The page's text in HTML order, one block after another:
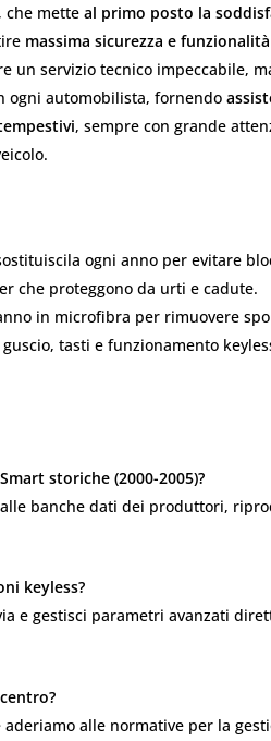
, che mette al primo posto la
massima sicurezza e
un servizio tecnico impeccabile,
ogni automobilista, fornendo
, sempre con grande
ogni anno per evitare
che proteggono da urti e cadute.
in microfibra per rimuovere
tasti e funzionamento
storiche (2000-2005)?
alle banche dati dei produttori,
keyless?
e gestisci parametri avanzati
alle normative per la